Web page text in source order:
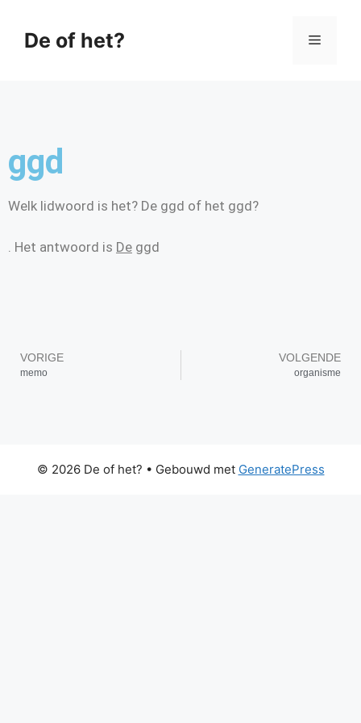
De of het?
ggd
Welk lidwoord is het? De ggd of het ggd?
. Het antwoord is De ggd
VORIGE
memo
VOLGENDE
organisme
© 2026 De of het? • Gebouwd met GeneratePress